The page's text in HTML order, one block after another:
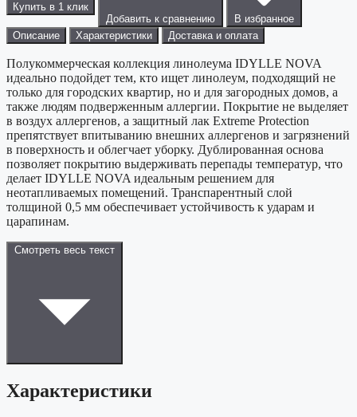
Купить в 1 клик
Добавить к сравнению
В избранное
Описание
Характеристики Доставка и оплата
Полукоммерческая коллекция линолеума IDYLLE NOVA
идеально подойдет тем, кто ищет линолеум, подходящий не
только для городских квартир, но и для загородных домов, а
также людям подверженным аллергии. Покрытие не выделяет
в воздух аллергенов, а защитный лак Extreme Protection
препятствует впитыванию внешних аллергенов и загрязнений
в поверхность и облегчает уборку. Дублированная основа
позволяет покрытию выдерживать перепады температур, что
делает IDYLLE NOVA идеальным решением для
неотапливаемых помещений. Транспарентный слой
толщиной 0,5 мм обеспечивает устойчивость к ударам и
царапинам.
Смотреть весь текст
Характеристики